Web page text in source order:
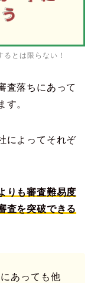
とは限らない！
査落ちにあって
す。
によってそれぞ
りも審査難易度
査を突破できる
あっても他